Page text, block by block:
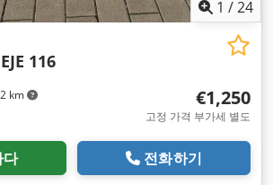
1 /24
km
EJE 116
€1,250
고정 가격 부가세 별도
다 전화하기